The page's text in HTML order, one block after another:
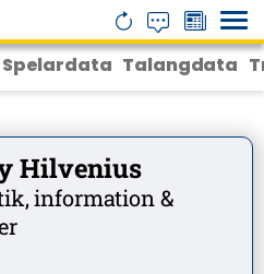
Spelardata Talangdata
Hilvenius
information &